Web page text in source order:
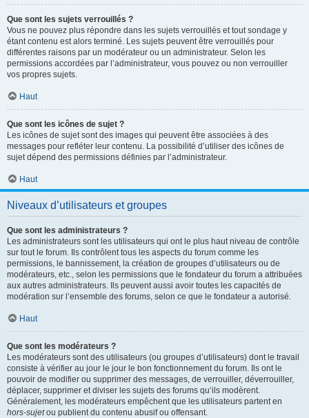
Que sont les sujets verrouillés ?
Vous ne pouvez plus répondre dans les sujets verrouillés et tout sondage y
étant contenu est alors terminé. Les sujets peuvent être verrouillés pour
différentes raisons par un modérateur ou un administrateur. Selon les
permissions accordées par l’administrateur, vous pouvez ou non verrouiller
vos propres sujets.
Haut
Que sont les icônes de sujet ?
Les icônes de sujet sont des images qui peuvent être associées à des
messages pour refléter leur contenu. La possibilité d’utiliser des icônes de
sujet dépend des permissions définies par l’administrateur.
Haut
Niveaux d’utilisateurs et groupes
Que sont les administrateurs ?
Les administrateurs sont les utilisateurs qui ont le plus haut niveau de contrôle
sur tout le forum. Ils contrôlent tous les aspects du forum comme les
permissions, le bannissement, la création de groupes d’utilisateurs ou de
modérateurs, etc., selon les permissions que le fondateur du forum a attribuées
aux autres administrateurs. Ils peuvent aussi avoir toutes les capacités de
modération sur l’ensemble des forums, selon ce que le fondateur a autorisé.
Haut
Que sont les modérateurs ?
Les modérateurs sont des utilisateurs (ou groupes d’utilisateurs) dont le travail
consiste à vérifier au jour le jour le bon fonctionnement du forum. Ils ont le
pouvoir de modifier ou supprimer des messages, de verrouiller, déverrouiller,
déplacer, supprimer et diviser les sujets des forums qu’ils modèrent.
Généralement, les modérateurs empêchent que les utilisateurs partent en
hors-sujetou publient du contenu abusif ou offensant.